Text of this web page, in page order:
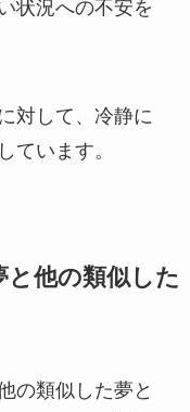
状況への不安を
対して、冷静に
ています。
他の類似した
の類似した夢と